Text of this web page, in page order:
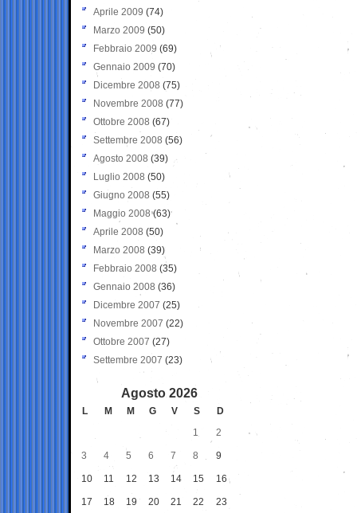
Aprile 2009 (74)
Marzo 2009 (50)
Febbraio 2009 (69)
Gennaio 2009 (70)
Dicembre 2008 (75)
Novembre 2008 (77)
Ottobre 2008 (67)
Settembre 2008 (56)
Agosto 2008 (39)
Luglio 2008 (50)
Giugno 2008 (55)
Maggio 2008(63)
Aprile 2008 (50)
Marzo 2008 (39)
Febbraio 2008 (35)
Gennaio 2008 (36)
Dicembre 2007 (25)
Novembre 2007 (22)
Ottobre 2007 (27)
Settembre 2007 (23)
Agosto 2026
L M M G V S
D
1
2
3 4 5 6 7 8 9
10 11 12 13 14 15 16
17 18 19 20 21 22 23